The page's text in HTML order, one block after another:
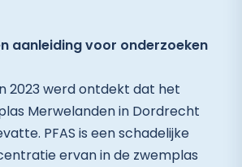
aanleiding voor onderzoeken
2023 werd ontdekt dat het
Merwelanden in Dordrecht
PFAS is een schadelijke
ervan in de zwemplas